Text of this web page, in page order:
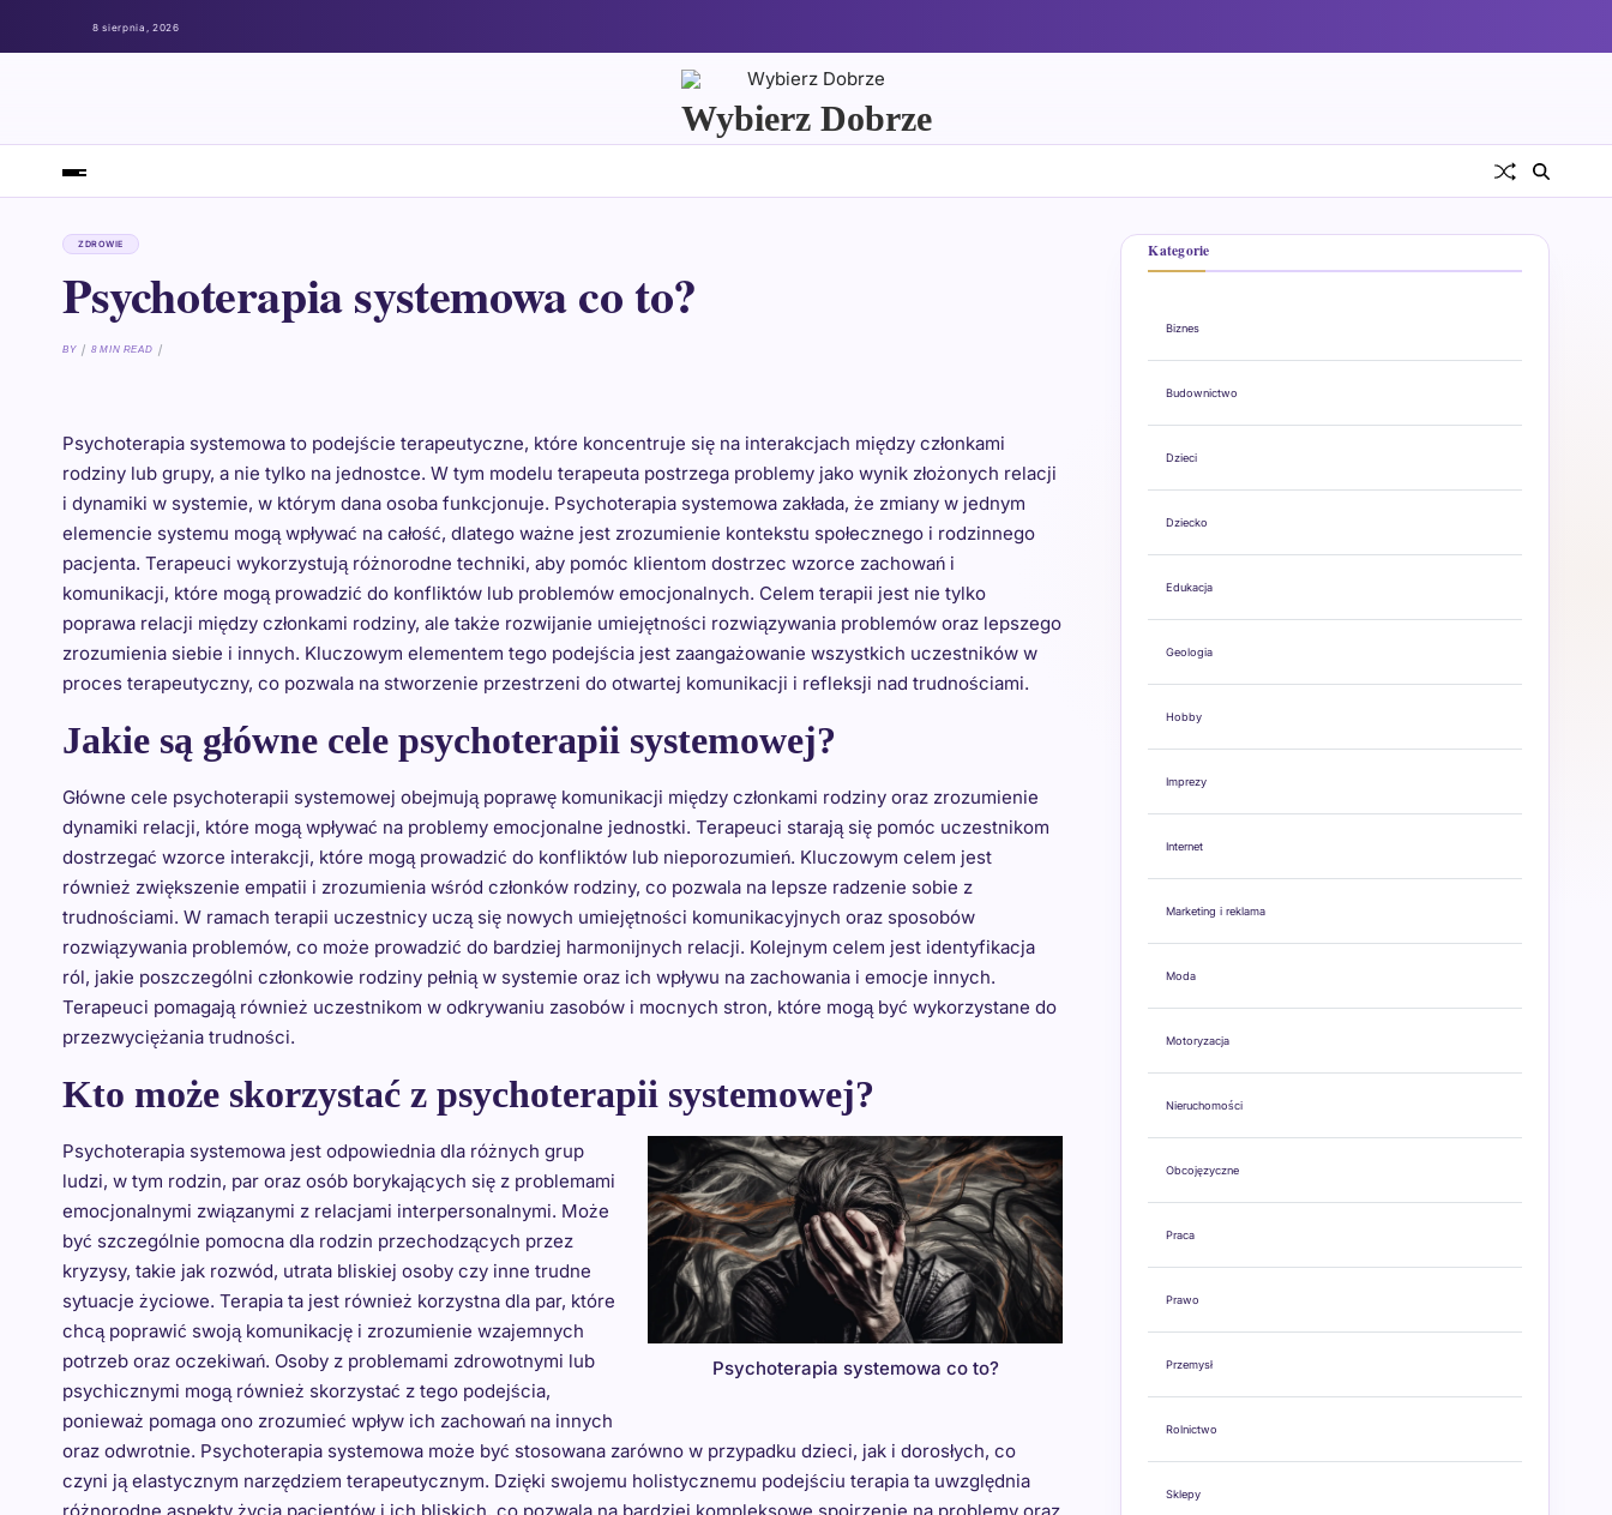
8 sierpnia, 2026
Wybierz Dobrze
ZDROWIE
Psychoterapia systemowa co to?
BY 8 MIN READ
Psychoterapia systemowa to podejście terapeutyczne, które koncentruje się na interakcjach między członkami
rodziny lub grupy, a nie tylko na jednostce. W tym modelu terapeuta postrzega problemy jako wynik złożonych relacji
i dynamiki w systemie, w którym dana osoba funkcjonuje. Psychoterapia systemowa zakłada, że zmiany w jednym
elemencie systemu mogą wpływać na całość, dlatego ważne jest zrozumienie kontekstu społecznego i rodzinnego
pacjenta. Terapeuci wykorzystują różnorodne techniki, aby pomóc klientom dostrzec wzorce zachowań i
komunikacji, które mogą prowadzić do konfliktów lub problemów emocjonalnych. Celem terapii jest nie tylko
poprawa relacji między członkami rodziny, ale także rozwijanie umiejętności rozwiązywania problemów oraz lepszego
zrozumienia siebie i innych. Kluczowym elementem tego podejścia jest zaangażowanie wszystkich uczestników w
proces terapeutyczny, co pozwala na stworzenie przestrzeni do otwartej komunikacji i refleksji nad trudnościami.
Jakie są główne cele psychoterapii systemowej?
Główne cele psychoterapii systemowej obejmują poprawę komunikacji między członkami rodziny oraz zrozumienie
dynamiki relacji, które mogą wpływać na problemy emocjonalne jednostki. Terapeuci starają się pomóc uczestnikom
dostrzegać wzorce interakcji, które mogą prowadzić do konfliktów lub nieporozumień. Kluczowym celem jest
również zwiększenie empatii i zrozumienia wśród członków rodziny, co pozwala na lepsze radzenie sobie z
trudnościami. W ramach terapii uczestnicy uczą się nowych umiejętności komunikacyjnych oraz sposobów
rozwiązywania problemów, co może prowadzić do bardziej harmonijnych relacji. Kolejnym celem jest identyfikacja
ról, jakie poszczególni członkowie rodziny pełnią w systemie oraz ich wpływu na zachowania i emocje innych.
Terapeuci pomagają również uczestnikom w odkrywaniu zasobów i mocnych stron, które mogą być wykorzystane do
przezwyciężania trudności.
Kto może skorzystać z psychoterapii systemowej?
Psychoterapia systemowa co to?
Psychoterapia systemowa jest odpowiednia dla różnych grup
ludzi, w tym rodzin, par oraz osób borykających się z problemami
emocjonalnymi związanymi z relacjami interpersonalnymi. Może
być szczególnie pomocna dla rodzin przechodzących przez
kryzysy, takie jak rozwód, utrata bliskiej osoby czy inne trudne
sytuacje życiowe. Terapia ta jest również korzystna dla par, które
chcą poprawić swoją komunikację i zrozumienie wzajemnych
potrzeb oraz oczekiwań. Osoby z problemami zdrowotnymi lub
psychicznymi mogą również skorzystać z tego podejścia,
ponieważ pomaga ono zrozumieć wpływ ich zachowań na innych
oraz odwrotnie. Psychoterapia systemowa może być stosowana zarówno w przypadku dzieci, jak i dorosłych, co
czyni ją elastycznym narzędziem terapeutycznym. Dzięki swojemu holistycznemu podejściu terapia ta uwzględnia
Kategorie
Biznes
Budownictwo
Dzieci
Dziecko
Edukacja
Geologia
Hobby
Imprezy
Internet
Marketing i reklama
Moda
Motoryzacja
Nieruchomości
Obcojęzyczne
Praca
Prawo
Przemysł
Rolnictwo
Sklepy